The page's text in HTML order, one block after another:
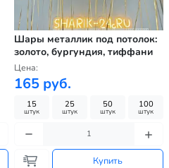
Шары металлик под потолок:
золото, бургундия, тиффани
Цена:
165 руб.
15
штук
25
штук
50
штук
100
штук
Купить